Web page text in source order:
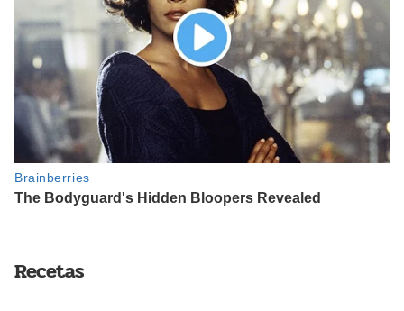
Recetas